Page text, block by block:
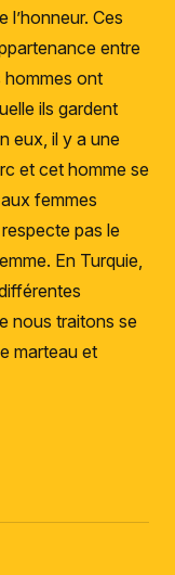
l’honneur. Ces
entre
hommes ont
ils gardent
eux, il y a une
et cet homme se
femmes
pas le
En Turquie,
nous traitons se
marteau et